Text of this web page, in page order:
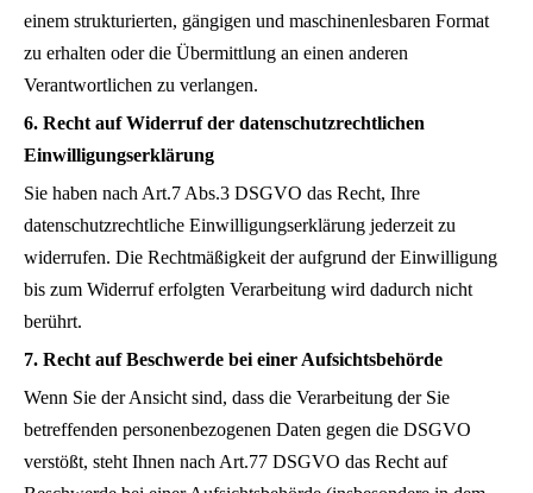
einem strukturierten, gängigen und maschinenlesbaren Format
zu erhalten oder die Übermittlung an einen anderen
Verantwortlichen zu verlangen.
6. Recht auf Widerruf der datenschutzrechtlichen
Einwilligungserklärung
Sie haben nach Art.7 Abs.3 DSGVO das Recht, Ihre
datenschutzrechtliche Einwilligungserklärung jederzeit zu
widerrufen. Die Rechtmäßigkeit der aufgrund der Einwilligung
bis zum Widerruf erfolgten Verarbeitung wird dadurch nicht
berührt.
7. Recht auf Beschwerde bei einer Aufsichtsbehörde
Wenn Sie der Ansicht sind, dass die Verarbeitung der Sie
betreffenden personenbezogenen Daten gegen die DSGVO
verstößt, steht Ihnen nach Art.77 DSGVO das Recht auf